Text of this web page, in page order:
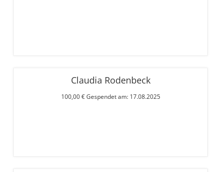
Claudia Rodenbeck
100,00 € Gespendet am: 17.08.2025